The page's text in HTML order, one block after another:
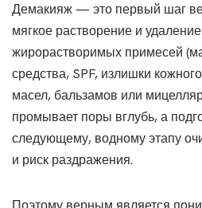
Демакияж — это первый шаг
мягкое растворение и
жирорастворимых примесей
средства, SPF, излишки
масел, бальзамов или
промывает поры вглубь, а
следующему, водному этапу
и риск раздражения.